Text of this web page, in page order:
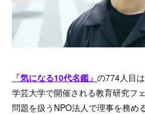
「気になる10代名鑑」 の774人目は
学芸大学で開催される教育研究フ
問題を扱うNPO法人で理事を務め